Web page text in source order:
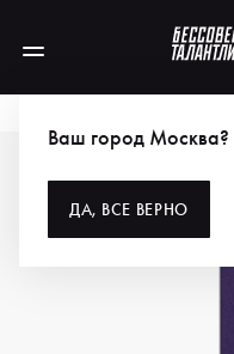
Ваш город Москва?
ДА, ВСЕ ВЕРНО